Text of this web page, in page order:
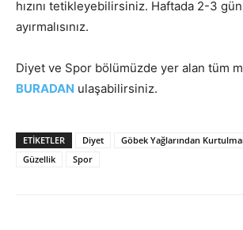
hızını tetikleyebilirsiniz. Haftada 2-3
ayırmalısınız.
Diyet ve Spor bölümüzde yer alan tüm
BURADAN ulaşabilirsiniz.
ETIKETLER Diyet
Göbek Yağlarından
Güzellik
Spor